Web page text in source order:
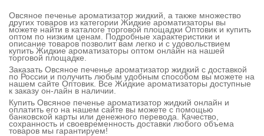
Овсяное печенье ароматизатор жидкий, а также множество
других товаров из категории Жидкие ароматизаторы вы
можете найти в каталоге торговой площадки Оптовик и купить
оптом по низким ценам. Подробные характеристики и
описание товаров позволит вам легко и с удовольствием
купить Жидкие ароматизаторы оптом онлайн на нашей
торговой площадке.
Заказать Овсяное печенье ароматизатор жидкий с доставкой
по России и получить любым удобным способом вы можете на
нашем сайте Оптовик. Все Жидкие ароматизаторы доступные
к заказу он-лайн в наличии.
Купить Овсяное печенье ароматизатор жидкий онлайн и
оплатить его на нашем сайте вы можете с помощью
банковской карты или денежного перевода. Качество,
сохранность и своевременность доставки любого объема
товаров мы гарантируем!